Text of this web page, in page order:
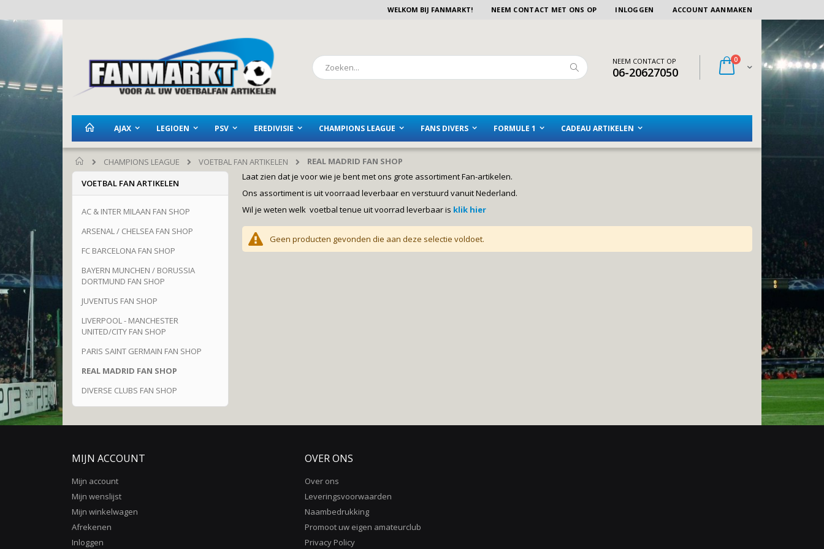
WELKOM BIJ FANMARKT! NEEM CONTACT MET ONS OP INLOGGEN ACCOUNT AANMAKEN
Winkelwagen
0artikelen
Zoeken
NEEM CONTACT OP
06-20627050
AJAX LEGIOEN PSV EREDIVISIE CHAMPIONS LEAGUE FANS DIVERS FORMULE 1 CADEAU ARTIKELEN
HomeCHAMPIONS LEAGUE VOETBAL FAN ARTIKELEN
REAL MADRID FAN SHOP
Laat zien dat je voor wie je bent met ons grote assortiment Fan-artikelen.
Ons assortiment is uit voorraad leverbaar en verstuurd vanuit Nederland.
Wil je weten welk voetbal tenue uit voorrad leverbaar is klik hier
Geen producten gevonden die aan deze selectie voldoet.
VOETBAL FAN ARTIKELEN
AC & INTER MILAAN FAN SHOP
ARSENAL / CHELSEA FAN SHOP
FC BARCELONA FAN SHOP
BAYERN MUNCHEN / BORUSSIA
DORTMUND FAN SHOP
JUVENTUS FAN SHOP
LIVERPOOL - MANCHESTER
UNITED/CITY FAN SHOP
PARIS SAINT GERMAIN FAN SHOP
REAL MADRID FAN SHOP
DIVERSE CLUBS FAN SHOP
MIJN ACCOUNT
Mijn account
Mijn wenslijst
Mijn winkelwagen
Afrekenen
Inloggen
OVER ONS
Over ons
Leveringsvoorwaarden
Naambedrukking
Promoot uw eigen amateurclub
Privacy Policy